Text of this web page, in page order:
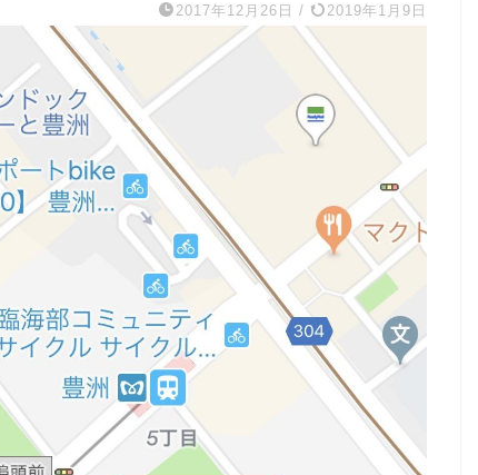
2017年12月26日 / 2019年1月9日